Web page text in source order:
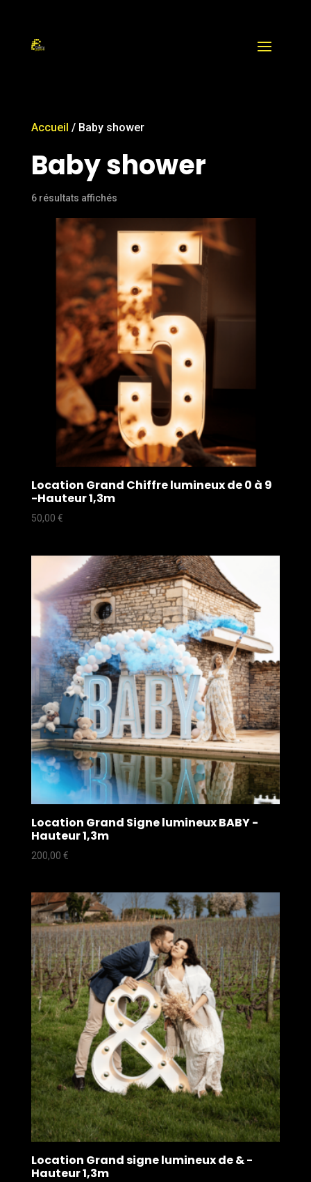
Accueil / Baby shower
Baby shower
6 résultats affichés
Location Grand Chiffre lumineux de 0 à 9
-Hauteur 1,3m
50,00 €
Location Grand Signe lumineux BABY -
Hauteur 1,3m
200,00 €
Location Grand signe lumineux de & -
Hauteur 1,3m